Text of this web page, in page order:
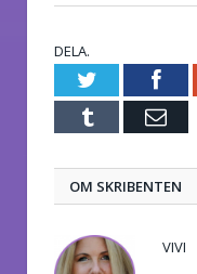
DELA.
Twitter
Tumblr E-
OM SKRIBENTEN
VIVI